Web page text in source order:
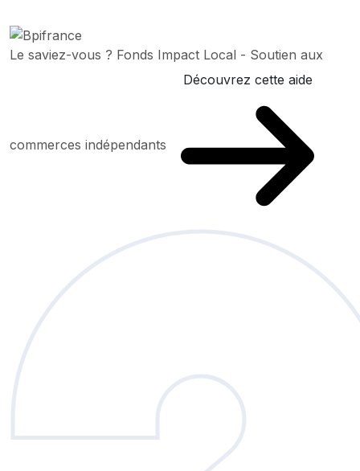
Le saviez-vous ? Fonds Impact Local - Soutien aux
commerces indépendants
Découvrez cette aide